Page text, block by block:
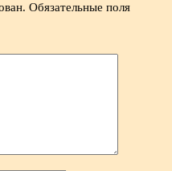
Обязательные поля